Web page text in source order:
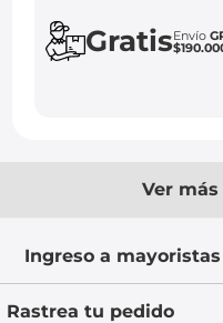
GratisEnvío
Ver
Ingreso a mayoristas
Rastrea tu pedido